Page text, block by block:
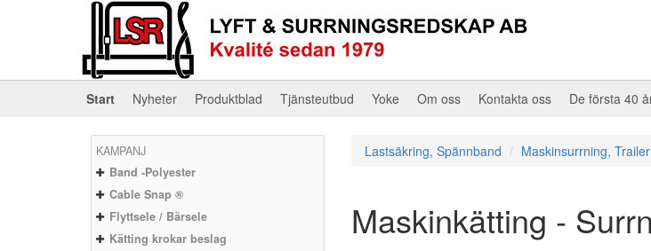
Start Nyheter Produktblad Tjänsteutbud Yoke Om oss Kontakta oss De första 40
KAMPANJ
Band -Polyester
Cable Snap ®
Flyttsele / Bärsele
Kätting krokar beslag
Lastsäkring, Spännband Maskinsurrning, Trailer
Maskinkätting -